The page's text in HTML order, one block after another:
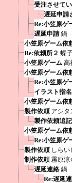
受注させて
遅延申請
Re:小笠原ゲ
遅延申請 鍋
小笠原ゲーム依
Re:依頼所２ 蝶
小笠原ゲーム 高
小笠原ゲーム依
Re:小笠原ゲ
イラスト指
小笠原ゲーム依
製作依頼 アシタ
製作依頼追記
小笠原ゲーム依
Re:小笠原ゲ
製作依頼 しら
制作依頼 霧原涼
遅延連絡 鍋
Re:遅延